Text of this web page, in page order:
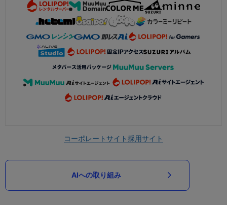
コーポレートサイト採用サイト
AIへの取り組み